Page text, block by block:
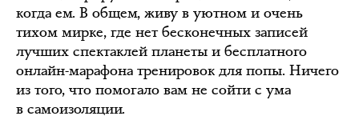
когда ем. В общем, живу в уютном и очень
тихом мирке, где нет бесконечных записей
лучших спектаклей планеты и бесплатного
онлайн-марафона тренировок для попы. Ничего
из того, что помогало вам не сойти с ума
в самоизоляции.